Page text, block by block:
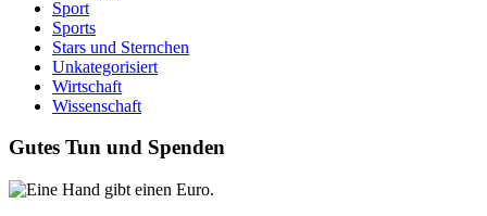
Sport
Sports
Stars und Sternchen
Unkategorisiert
Wirtschaft
Wissenschaft
Gutes Tun und Spenden